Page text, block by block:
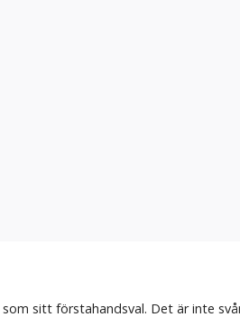
sitt förstahandsval. Det är inte